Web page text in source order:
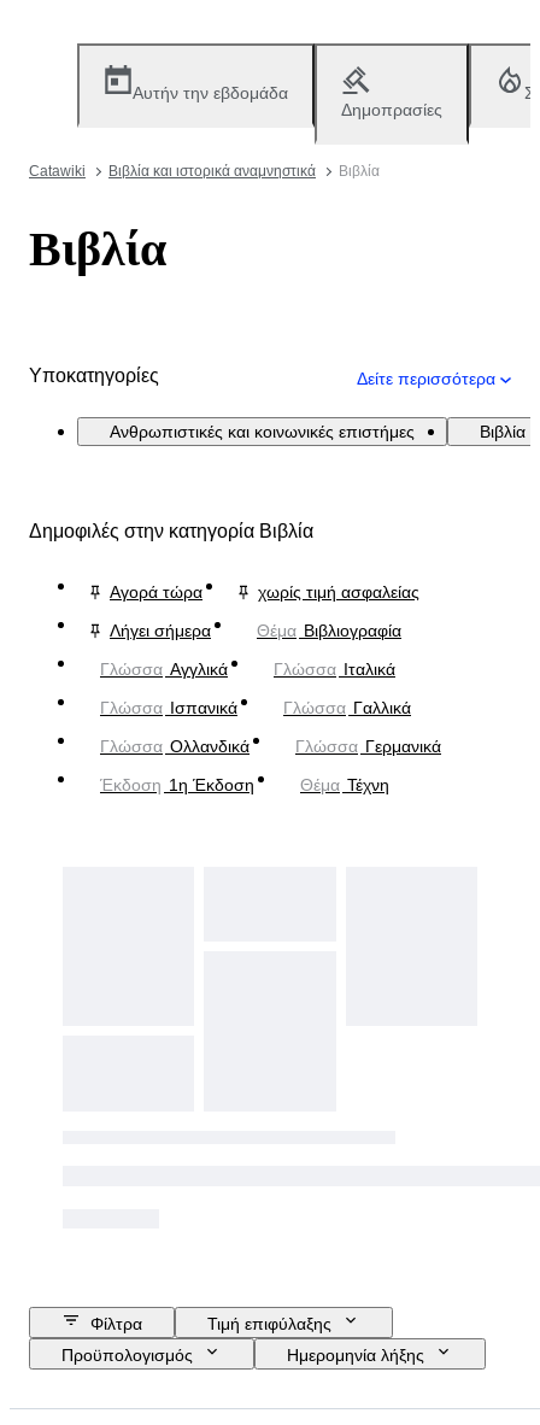
Αυτήν την εβδομάδα
Δημοπρασίες
Catawiki Βιβλία και ιστορικά αναμνηστικά Βιβλία
Βιβλία
Υποκατηγορίες Δείτε περισσότερα
Ανθρωπιστικές και κοινωνικές επιστήμες Βιβλία
Δημοφιλές στην κατηγορία Βιβλία
Αγορά τώρα
χωρίς τιμή ασφαλείας
Λήγει σήμερα
Θέμα Βιβλιογραφία
Γλώσσα Αγγλικά Γλώσσα Ιταλικά
Γλώσσα Ισπανικά Γλώσσα Γαλλικά
Γλώσσα Ολλανδικά Γλώσσα Γερμανικά
Έκδοση 1η Έκδοση Θέμα Τέχνη
Φίλτρα
Τιμή επιφύλαξης
Προϋπολογισμός
Ημερομηνία λήξης